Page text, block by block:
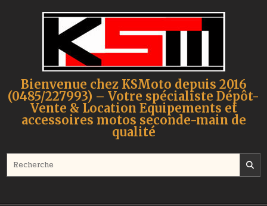
Bienvenue chez KSMoto depuis 2016
(0485/227993) – Votre spécialiste Dépôt-
Vente & Location Equipements et
accessoires motos seconde-main de
qualité